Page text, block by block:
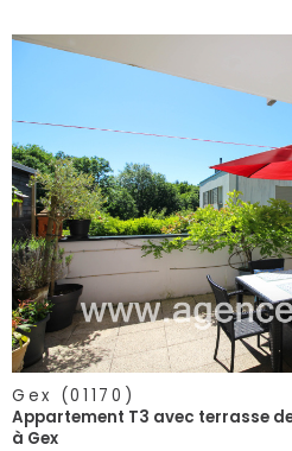
voir
Gex (01170)
Appartement T3 avec terrasse
à Gex